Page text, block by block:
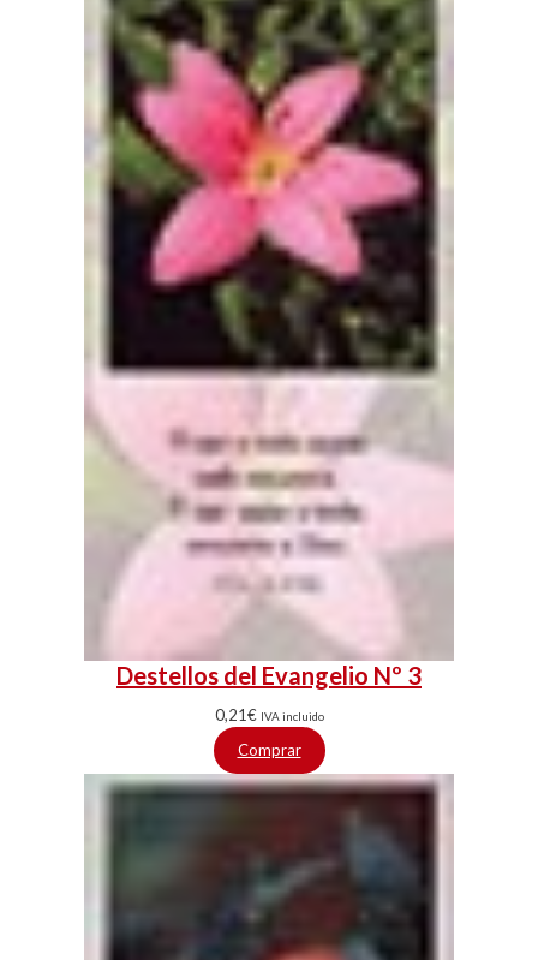
Destellos del Evangelio Nº 3
0,21€ IVA incluido
Comprar